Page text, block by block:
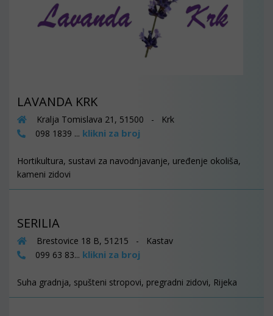
LAVANDA KRK
Kralja Tomislava 21, 51500 - Krk
098 1839 ... klikni za broj
Hortikultura, sustavi za navodnjavanje, uređenje okoliša,
kameni zidovi
SERILIA
Brestovice 18 B, 51215 - Kastav
099 63 83... klikni za broj
Suha gradnja, spušteni stropovi, pregradni zidovi, Rijeka